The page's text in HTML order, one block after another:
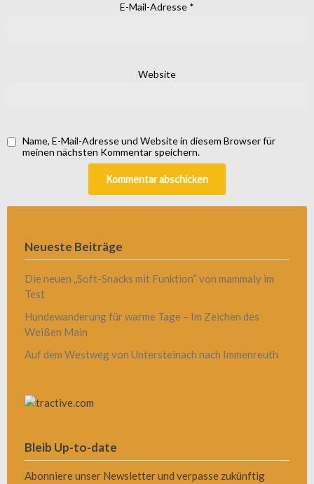
E-Mail-Adresse *
Website
Name, E-Mail-Adresse und Website in diesem Browser für
meinen nächsten Kommentar speichern.
Neueste Beiträge
Die neuen „Soft-Snacks mit Funktion“ von mammaly im
Test
Hundewanderung für warme Tage – Im Zeichen des
Weißen Main
Auf dem Westweg von Untersteinach nach Immenreuth
Bleib Up-to-date
Abonniere unser Newsletter und verpasse zukünftig